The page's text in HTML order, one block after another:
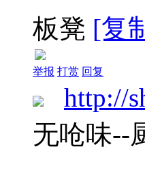
板凳 [复
举报 打赏 回复
http://
无呛味--